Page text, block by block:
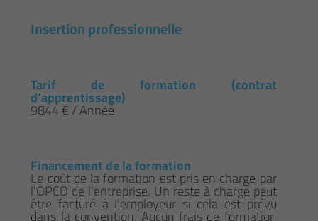
Insertion professionnelle
Tarif de formation (contrat
d’apprentissage)
9844 € / Année
Financement de la formation
Le coût de la formation est pris en charge par
l'OPCO de l'entreprise. Un reste à charge peut
être facturé à l’employeur si cela est prévu
dans la convention. Aucun frais de formation